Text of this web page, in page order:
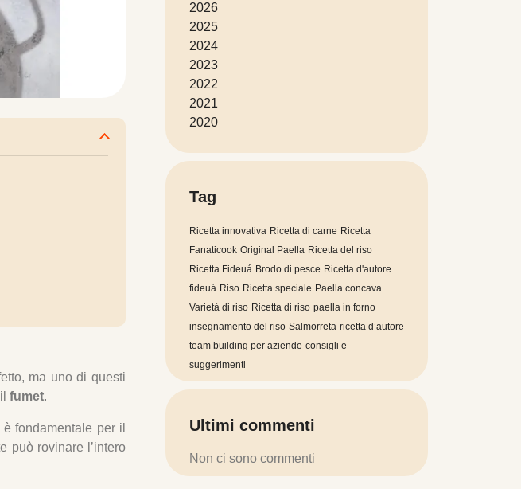
ma uno di questi
fumet.
fondamentale per il
può rovinare l’intero
2026
2025
2024
2023
2022
2021
2020
Tag
Ricetta innovativa Ricetta di carne Ricetta
Fanaticook Original Paella Ricetta del riso
Ricetta Fideuá Brodo di pesce Ricetta d'autore
fideuá Riso Ricetta speciale Paella concava
Varietà di riso Ricetta di riso paella in forno
insegnamento del riso Salmorreta ricetta d’autore
team building per aziende consigli e
suggerimenti
Ultimi commenti
Non ci sono commenti